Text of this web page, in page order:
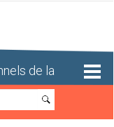
de la
Recherche